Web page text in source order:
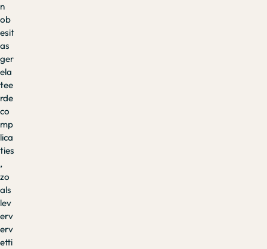
n
ob
esit
as
ger
ela
tee
rde
co
mp
lica
ties
,
zo
als
lev
erv
erv
etti